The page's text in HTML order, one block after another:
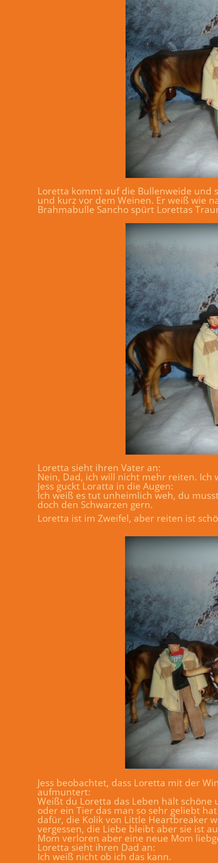
Loretta kommt auf die Bullenweide und
und kurz vor dem Weinen. Er weiß wie
Brahmabulle Sancho spürt Lorettas
Loretta sieht ihren Vater an:
Nein, Dad, ich will nicht mehr reiten.
Jess guckt Loratta in die Augen:
Ich weiß es tut unheimlich weh, du
doch den Schwarzen gern.
Loretta ist im Zweifel, aber reiten ist
Jess beobachtet, dass Loretta mit der
aufmuntert:
Weißt du Loretta das Leben hält schöne
oder ein Tier das man so sehr geliebt
dafür, die Kolik von Little Heartbreaker
vergessen, die Liebe bleibt aber sie ist
Mom verloren aber eine neue Mom
Loretta sieht ihren Dad an:
Ich weiß nicht ob ich das kann.